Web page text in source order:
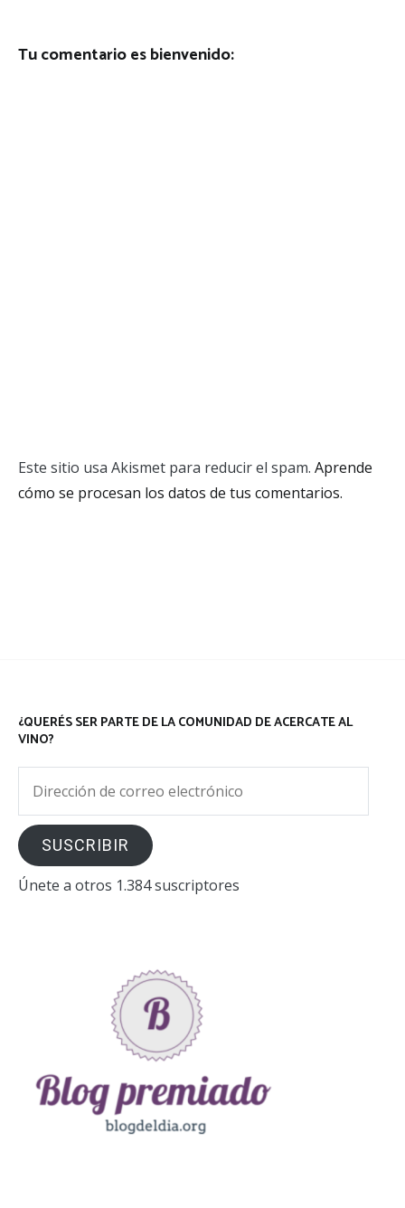
Tu comentario es bienvenido:
Este sitio usa Akismet para reducir el spam. Aprende
cómo se procesan los datos de tus comentarios.
¿QUERÉS SER PARTE DE LA COMUNIDAD DE ACERCATE AL
VINO?
correo
electrónico
SUSCRIBIR
Únete a otros 1.384 suscriptores